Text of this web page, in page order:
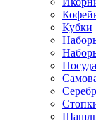
Кубки